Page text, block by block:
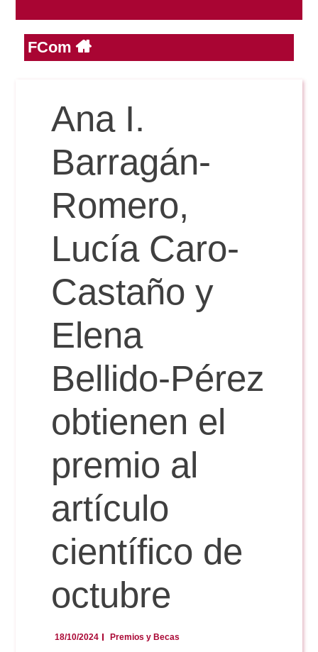
Reservas
Publicidad y RR.PP
Comunicación Audiovisual
Doble Grado PER/CAV
Exámenes Grado
Periodismo
Publicidad y RR.PP
Comunicación Audiovisual
Doble Grado PER/CAV
Secretaría Virtual
#miTFG
#YoPractico
Boletines
FCom
Ana I.
Barragán-
Romero,
Lucía Caro-
Castaño y
Elena
Bellido-Pérez
obtienen el
premio al
artículo
científico de
octubre
18/10/2024 Premios y Becas